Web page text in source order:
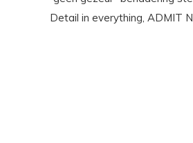
Detail in everything, ADMIT